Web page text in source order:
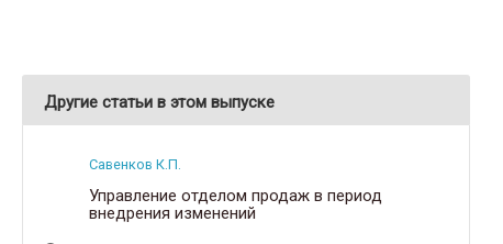
Другие статьи в этом выпуске
Савенков К.П.
Управление отделом продаж в период
внедрения изменений